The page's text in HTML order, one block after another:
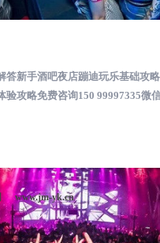
答新手酒吧夜店蹦迪玩乐基础攻
验攻略免费咨询150 99997335微
www.jm-yk.cn